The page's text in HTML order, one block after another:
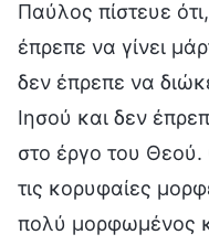
Παύλος πίστευε
έπρεπε να γίνει
δεν έπρεπε να
Ιησού και δεν
στο έργο του
τις κορυφαίες
πολύ μορφωμένος